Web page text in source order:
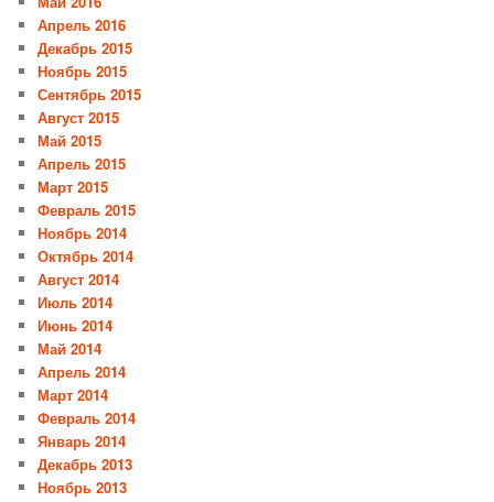
Апрель 2016
Декабрь 2015
Ноябрь 2015
Сентябрь 2015
Август 2015
Май 2015
Апрель 2015
Март 2015
Февраль 2015
Ноябрь 2014
Октябрь 2014
Август 2014
Июль 2014
Июнь 2014
Май 2014
Апрель 2014
Март 2014
Февраль 2014
Январь 2014
Декабрь 2013
Ноябрь 2013